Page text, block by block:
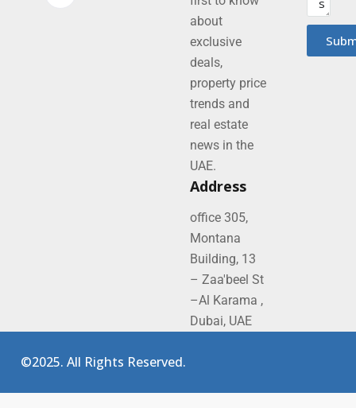
about
exclusive
deals,
property price
trends and
real estate
news in the
UAE.
Address
office 305,
Montana
Building, 13
– Zaa'beel St
–Al Karama ,
Dubai, UAE
©2025. All Rights Reserved.